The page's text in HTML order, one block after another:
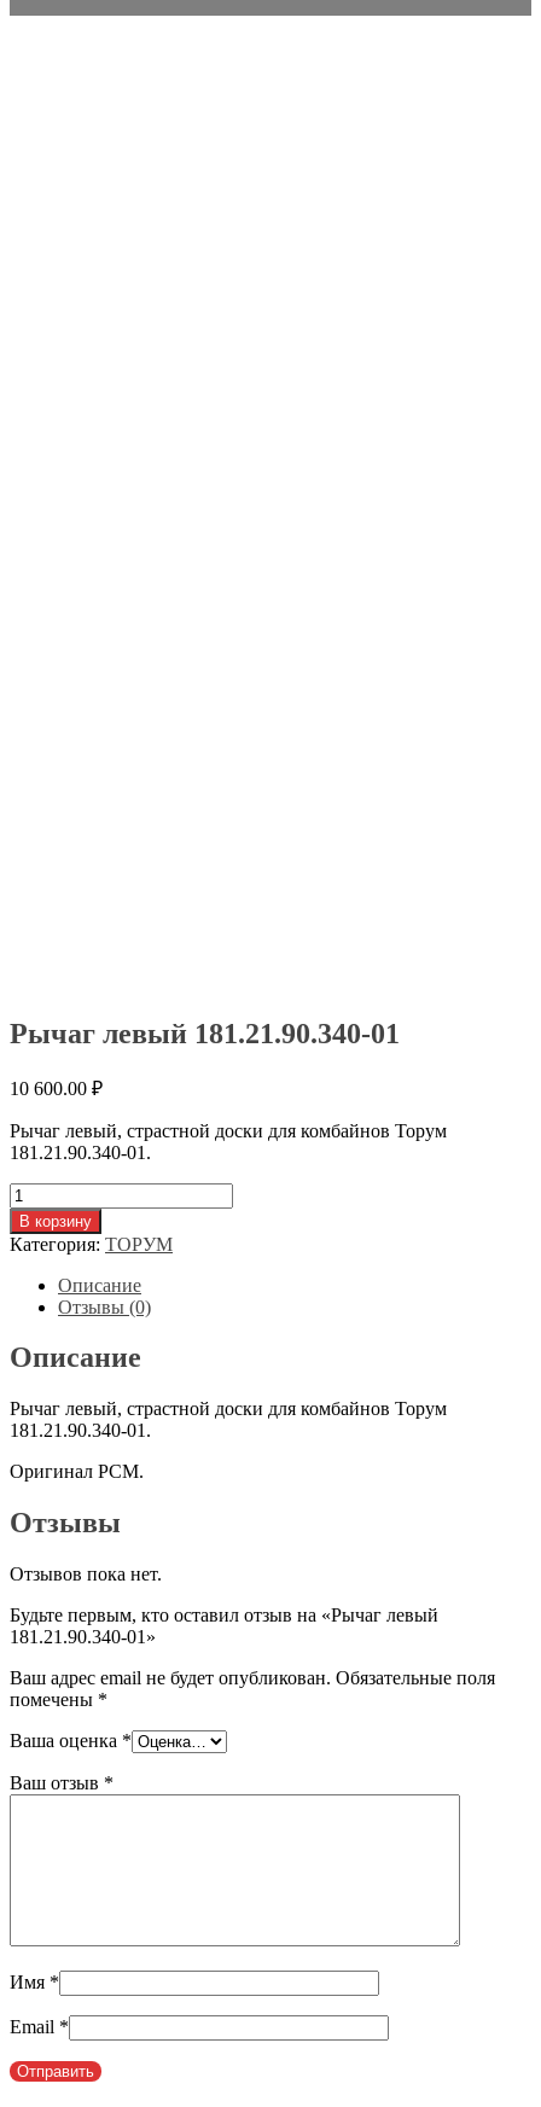
Рычаг левый 181.21.90.340-01
10 600.00 ₽
Рычаг левый, страстной доски для комбайнов Торум
181.21.90.340-01.
Количество
товара
Рычаг
левый
181.21.90.340-
В корзину
Категория: ТОРУМ
Описание
Отзывы (0)
Описание
Рычаг левый, страстной доски для комбайнов Торум
181.21.90.340-01.
Оригинал РСМ.
Отзывы
Отзывов пока нет.
Будьте первым, кто оставил отзыв на «Рычаг левый
181.21.90.340-01»
Ваш адрес email не будет опубликован. Обязательные поля
помечены *
Ваша оценка *
Ваш отзыв *
Имя *
Email *